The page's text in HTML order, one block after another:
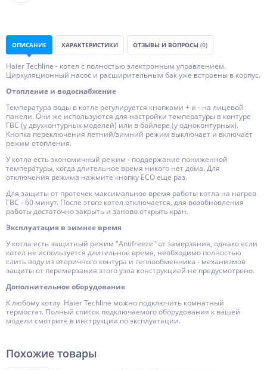
ОПИСАНИЕ ХАРАКТЕРИСТИКИ ОТЗЫВЫ И ВОПРОСЫ (0)
Haier Techline - котел с полностью электронным управлением.
Циркуляционный насос и расширительным бак уже встроены в корпус.
Отопление и водоснабжение
Температура воды в котле регулируется кнопками + и - на лицевой
панели. Они же используются для настройки температуры в контуре
ГВС (у двухконтурных моделей) или в бойлере (у одноконтурных).
Кнопка переключения летний/зимний режим выключает и включает
режим отопления.
У котла есть экономичный режим - поддержание пониженной
температуры, когда длительное время никого нет дома. Для
отключения режима нажмите кнопку ECO еще раз.
Для защиты от протечек максимальное время работы котла на нагрев
ГВС - 60 минут. После этого котел отключается, для возобновления
работы достаточно закрыть и заново открыть кран.
Эксплуатация в зимнее время
У котла есть защитный режим "Antifreeze" от замерзания, однако если
котел не используется длительное время, необходимо полностью
слить воду из вторичного контура и теплообменника - механизмов
защиты от перемерзания этого узла конструкцией не предусмотрено.
Дополнительное оборудование
К любому котлу Haier Techline можно подключить комнатный
термостат. Полный список подключаемого оборудования к вашей
модели смотрите в инструкции по эксплуатации.
Похожие товары